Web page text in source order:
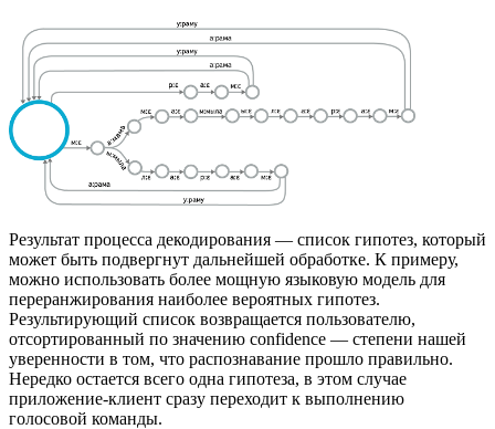
Результат процесса декодирования — список гипотез, который
может быть подвергнут дальнейшей обработке. К примеру,
можно использовать более мощную языковую модель для
переранжирования наиболее вероятных гипотез.
Результирующий список возвращается пользователю,
отсортированный по значению confidence — степени нашей
уверенности в том, что распознавание прошло правильно.
Нередко остается всего одна гипотеза, в этом случае
приложение-клиент сразу переходит к выполнению
голосовой команды.